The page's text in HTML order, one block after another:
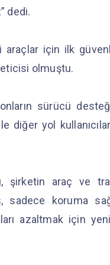
dedi.
araçlar için ilk
olmuştu.
sürücü
diğer yol
şirketin araç ve
sadece koruma
azaltmak için